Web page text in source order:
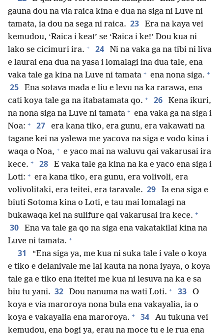
gauna dou na via raica kina e dua na siga ni Luve ni
tamata, ia dou na sega ni raica. 23
Era na kaya vei
kemudou, ‘Raica i kea!’ se ‘Raica i ke!’ Dou kua ni
lako se cicimuri ira. + 24
Ni na vaka ga na tibi ni liva
e laurai ena dua na yasa i lomalagi ina dua tale, ena
vaka tale ga kina na Luve ni tamata + ena nona siga. +
25
Ena sotava mada e liu e levu na ka rarawa, ena
cati koya tale ga na itabatamata qo. + 26
Kena ikuri,
na nona siga na Luve ni tamata + ena vaka ga na siga i
Noa: + 27
era kana tiko, era gunu, era vakawati na
tagane kei na yalewa me yacova na siga e vodo kina i
waqa o Noa, + e yaco mai na waluvu qai vakarusai ira
kece. + 28
E vaka tale ga kina na ka e yaco ena siga i
Loti: + era kana tiko, era gunu, era volivoli, era
volivolitaki, era teitei, era taravale. 29
Ia ena siga e
biuti Sotoma kina o Loti, e tau mai lomalagi na
bukawaqa kei na sulifure qai vakarusai ira kece. +
30
Ena va tale ga qo na siga ena vakatakilai kina na
Luve ni tamata. +
31
“Ena siga ya, me kua ni suka tale i vale o koya
e tiko e delanivale me lai kauta na nona iyaya, o koya
tale ga e tiko ena iteitei me kua ni lesuva na ka e sa
biu tu yani. 32 Dou nanuma na wati Loti. + 33
O
koya e via maroroya nona bula ena vakayalia, ia o
koya e vakayalia ena maroroya. + 34
Au tukuna vei
kemudou, ena bogi ya, erau na moce tu e le rua ena